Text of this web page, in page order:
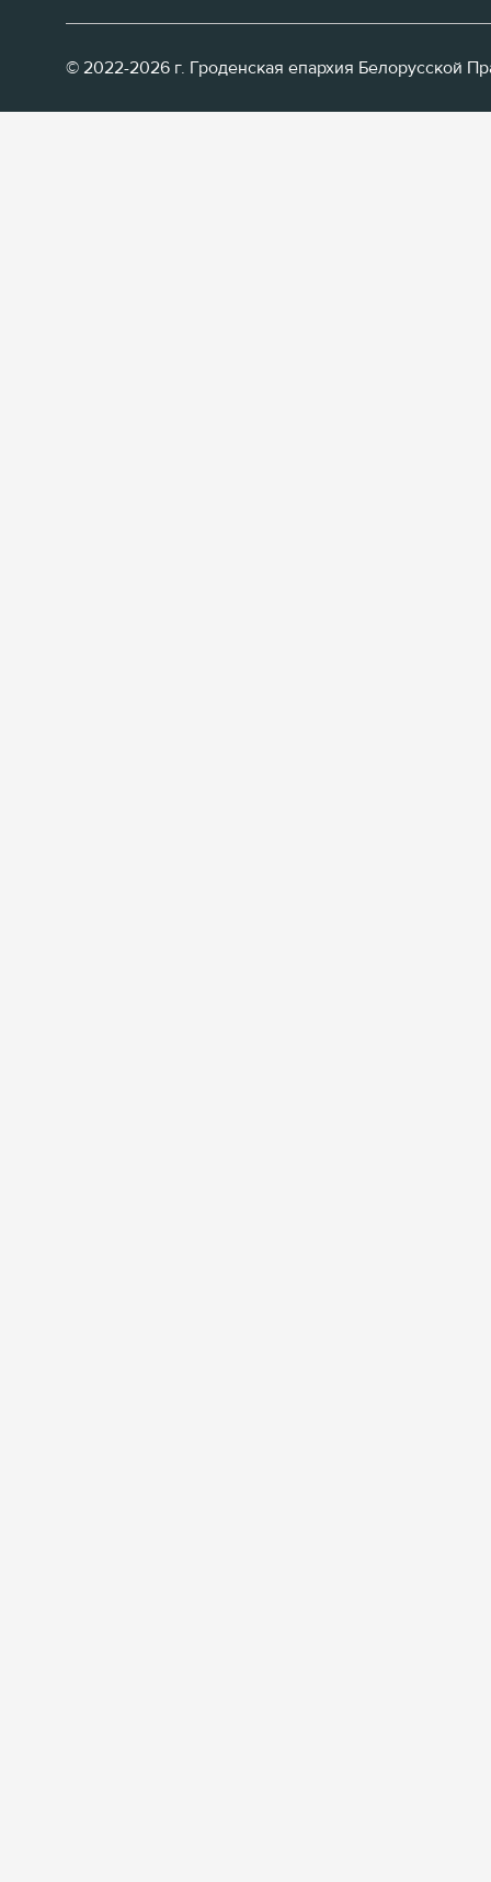
© 2022-2026 г. Гроденская епархия Белорусской